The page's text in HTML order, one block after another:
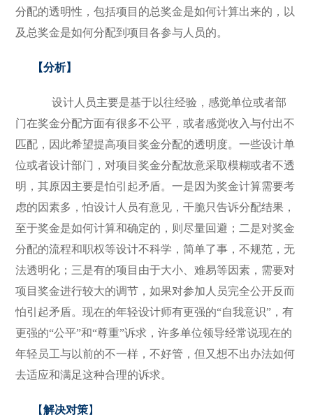
分配的透明性，包括项目的总奖金是如何计算出来的，以
及总奖金是如何分配到项目各参与人员的。
【分析】
设计人员主要是基于以往经验，感觉单位或者部
门在奖金分配方面有很多不公平，或者感觉收入与付出不
匹配，因此希望提高项目奖金分配的透明度。一些设计单
位或者设计部门，对项目奖金分配故意采取模糊或者不透
明，其原因主要是怕引起矛盾。一是因为奖金计算需要考
虑的因素多，怕设计人员有意见，干脆只告诉分配结果，
至于奖金是如何计算和确定的，则尽量回避；二是对奖金
分配的流程和职权等设计不科学，简单了事，不规范，无
法透明化；三是有的项目由于大小、难易等因素，需要对
项目奖金进行较大的调节，如果对参加人员完全公开反而
怕引起矛盾。现在的年轻设计师有更强的“自我意识”，有
更强的“公平”和“尊重”诉求，许多单位领导经常说现在的
年轻员工与以前的不一样，不好管，但又想不出办法如何
去适应和满足这种合理的诉求。
【解决对策】